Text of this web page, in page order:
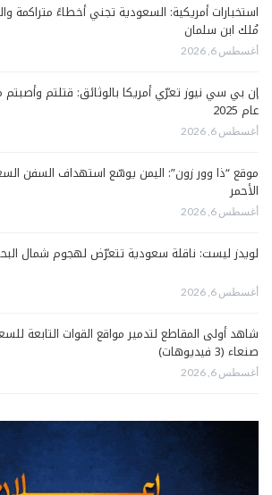
استخبارات أمريكية: السعودية تجني أخطاءً متراكمة
مُلك ابن سلمان
أغسطس 6, 2026
إن بي سي نيوز تعرّي أمريكا بالوثائق: قتلتم وأصبتم
عام 2025
أغسطس 6, 2026
موقع “ذا وور زون”: اليمن يوسّع استهداف السفن
الأحمر
أغسطس 6, 2026
لويدز ليست: ناقلة سعودية تتعرّض لهجوم شمال
أغسطس 6, 2026
شاهد أولى المقاطع لتدمير مواقع القوات التابعة
صنعاء (3 فيديوهات)
أغسطس 6, 2026